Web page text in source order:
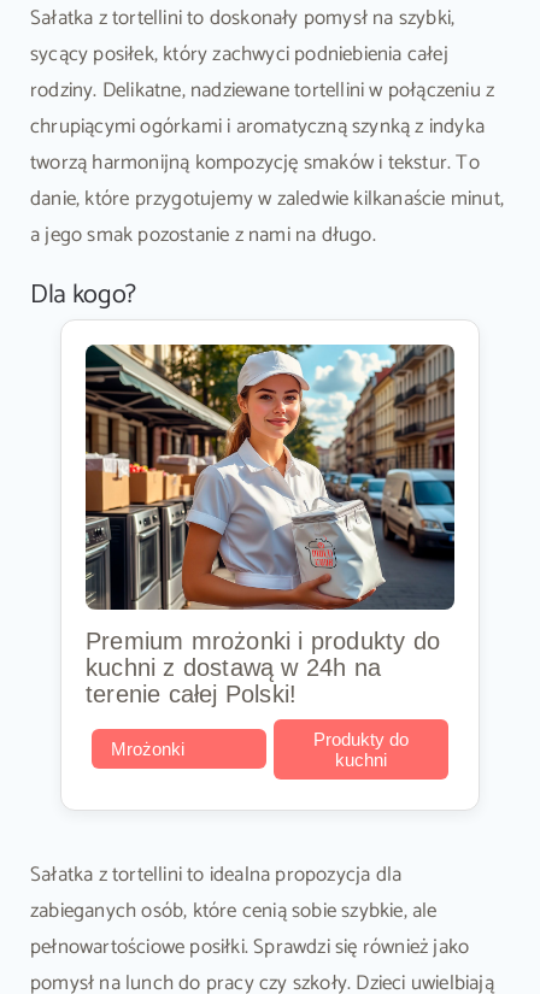
Sałatka z tortellini to doskonały pomysł na szybki,
sycący posiłek, który zachwyci podniebienia całej
rodziny. Delikatne, nadziewane tortellini w połączeniu z
chrupiącymi ogórkami i aromatyczną szynką z indyka
tworzą harmonijną kompozycję smaków i tekstur. To
danie, które przygotujemy w zaledwie kilkanaście minut,
a jego smak pozostanie z nami na długo.
Dla kogo?
Premium mrożonki i produkty do
kuchni z dostawą w 24h na
terenie całej Polski!
Mrożonki
Produkty do
kuchni
Sałatka z tortellini to idealna propozycja dla
zabieganych osób, które cenią sobie szybkie, ale
pełnowartościowe posiłki. Sprawdzi się również jako
pomysł na lunch do pracy czy szkoły. Dzieci uwielbiają